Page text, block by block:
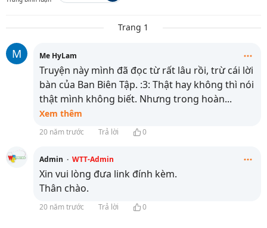
Trang 1
M Me HyLam
Truyện này mình đã đọc từ rất lâu rồi, trừ cái lời
bàn của Ban Biên Tập. :3: Thật hay không thì nói
thật mình không biết. Nhưng trong hoàn...
Xem thêm
20 năm trước Trả lời 0
Admin · WTT-Admin
Xin vui lòng đưa link đính kèm.
Thân chào.
20 năm trước Trả lời 0